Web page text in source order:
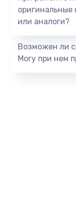
или аналоги?
Возможен ли
Могу при нем